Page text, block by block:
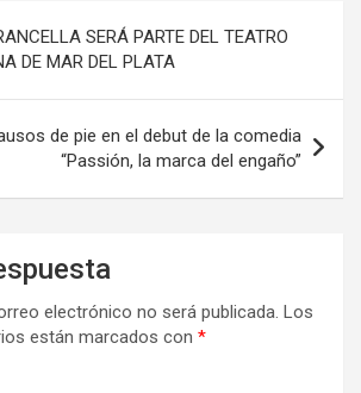
SERÁ PARTE DEL TEATRO
DE MAR DEL PLATA
de pie en el debut de la comedia
“Passión, la marca del engaño”
electrónico no será publicada. Los
están marcados con *